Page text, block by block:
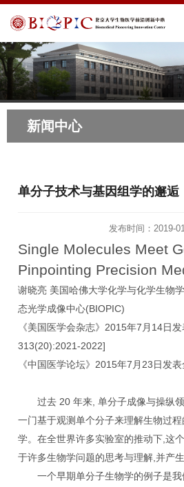
新闻中心
单分子技术与基因组学的邂
发布时间：2019-
Single Molecules Meet
Pinpointing Precision
谢晓亮 美国哈佛大学化学与化学生物
态光学成像中心(BIOPIC)
《美国医学会杂志》 2015年7 月 14日
313(20):2021-2022]
《中国医学论坛》 2015年7 月 23 日发
过去 20 年来 单分子成像与操纵
一门基于观测单个分子来理解生物过
学。在全世界许多实验室的推动下 这
于许多生物学问题的思考与理解 并产
一个早期单分子生物学的例子是